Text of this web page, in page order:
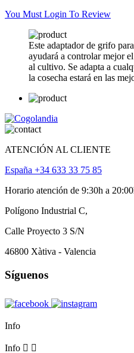
You Must Login To Review
Este adaptador de grifo
ayudará a controlar mejor
al cultivo. Se adapta a
la cosecha estará en las
ATENCIÓN AL CLIENTE
España +34 633 33 75 85
Horario atención de 9:30h a
Polígono Industrial C,
Calle Proyecto 3 S/N
46800 Xàtiva - Valencia
Síguenos
Info
Info  